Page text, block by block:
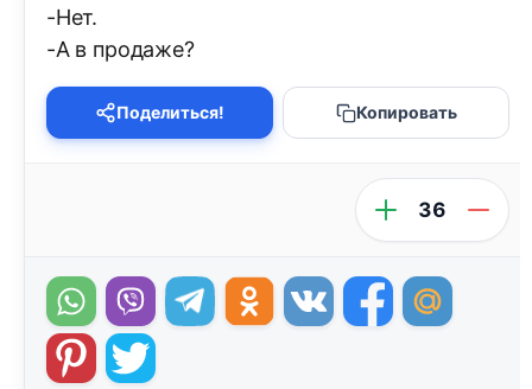
-Нет.
-А в продаже?
Поделиться! Копировать
36